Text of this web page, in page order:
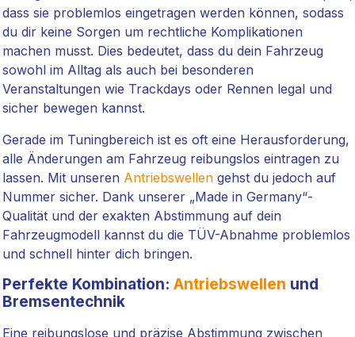
dass sie problemlos eingetragen werden können, sodass
du dir keine Sorgen um rechtliche Komplikationen
machen musst. Dies bedeutet, dass du dein Fahrzeug
sowohl im Alltag als auch bei besonderen
Veranstaltungen wie Trackdays oder Rennen legal und
sicher bewegen kannst.
Gerade im Tuningbereich ist es oft eine Herausforderung,
alle Änderungen am Fahrzeug reibungslos eintragen zu
lassen. Mit unseren Antriebswellengehst du jedoch auf
Nummer sicher. Dank unserer „Made in Germany“-
Qualität und der exakten Abstimmung auf dein
Fahrzeugmodell kannst du die TÜV-Abnahme problemlos
und schnell hinter dich bringen.
Perfekte Kombination: Antriebswellen und
Bremsentechnik
Eine reibungslose und präzise Abstimmung zwischen